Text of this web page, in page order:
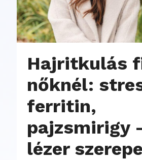
Hajritkulás
nőknél:
ferritin,
pajzsmirigy
lézer szerepe